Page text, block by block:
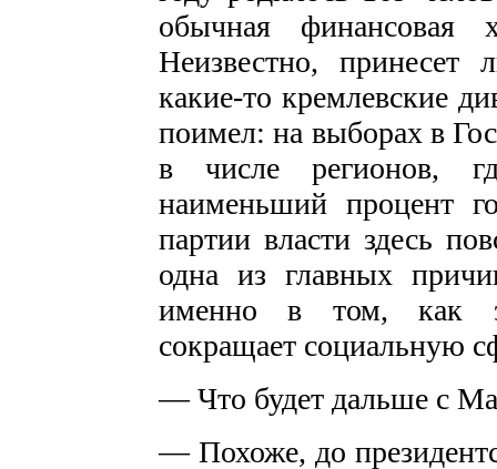
обычная финансовая
Неизвестно, принесет
какие-то кремлевские
поимел: на выборах в
в числе регионов,
наименьший процент
партии власти здесь
одна из главных
именно в том, как
сокращает социальную
— Что будет дальше с
— Похоже, до